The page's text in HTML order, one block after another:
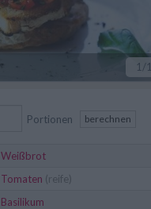
1 /1
Portionen berechnen
Weißbrot
Tomaten (reife)
Basilikum